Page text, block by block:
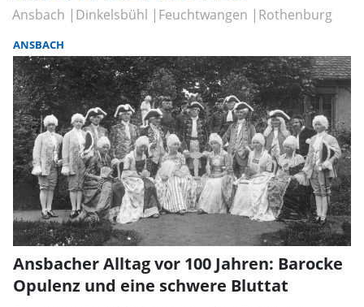
Ansbach Dinkelsbühl Feuchtwangen Rothenburg
ANSBACH
Ansbacher Alltag vor 100 Jahren: Barocke
Opulenz und eine schwere Bluttat